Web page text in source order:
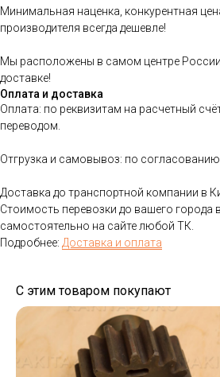
Минимальная наценка, конкурентная
производителя всегда дешевле!
Мы расположены в самом центре
доставке!
Оплата и доставка
Оплата: по реквизитам на расчетный
переводом.
Отгрузка и самовывоз: по согласованию.
Доставка до транспортной компании в
Стоимость перевозки до вашего города
самостоятельно на сайте любой ТК.
Подробнее: Доставка и оплата
С этим товаром покупают